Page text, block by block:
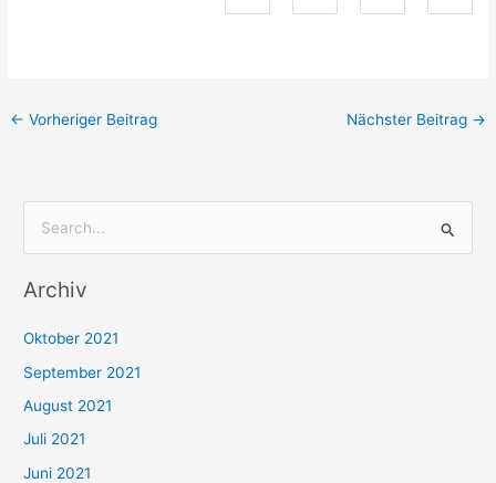
← Vorheriger Beitrag Nächster Beitrag →
c
n
n
a
c
Archiv
Oktober 2021
September 2021
August 2021
Juli 2021
Juni 2021